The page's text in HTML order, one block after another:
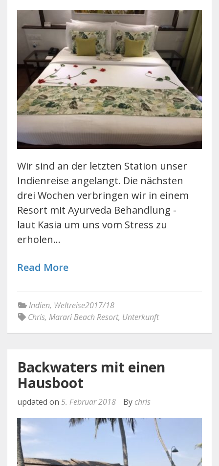
Wir sind an der letzten Station unser
Indienreise angelangt. Die nächsten
drei Wochen verbringen wir in einem
Resort mit Ayurveda Behandlung -
laut Kasia um uns vom Stress zu
erholen…
Read More
Indien, Weltreise2017/18
Chris, Marari Beach Resort, Unterkunft
Backwaters mit einen
Hausboot
updated on 5. Februar 2018 By chris